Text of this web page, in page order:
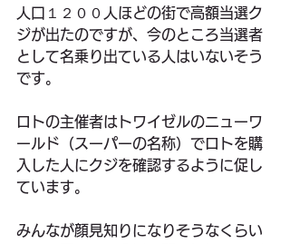
人口１２００人ほどの街で高額当選ク
ジが出たのですが、今のところ当選者
として名乗り出ている人はいないそう
です。
ロトの主催者はトワイゼルのニューワ
ールド（スーパーの名称）でロトを購
入した人にクジを確認するように促し
ています。
みんなが顔見知りになりそうなくらい